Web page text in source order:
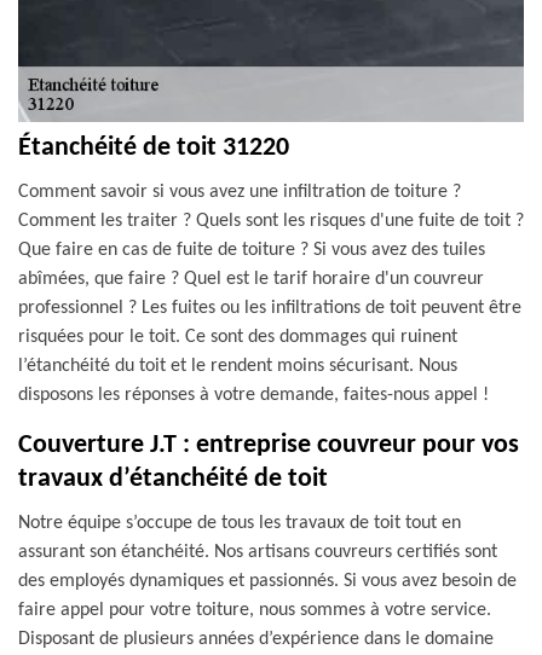
Étanchéité de toit 31220
Comment savoir si vous avez une infiltration de toiture ?
Comment les traiter ? Quels sont les risques d'une fuite de toit ?
Que faire en cas de fuite de toiture ? Si vous avez des tuiles
abîmées, que faire ? Quel est le tarif horaire d'un couvreur
professionnel ? Les fuites ou les infiltrations de toit peuvent être
risquées pour le toit. Ce sont des dommages qui ruinent
l’étanchéité du toit et le rendent moins sécurisant. Nous
disposons les réponses à votre demande, faites-nous appel !
Couverture J.T : entreprise couvreur pour vos
travaux d’étanchéité de toit
Notre équipe s’occupe de tous les travaux de toit tout en
assurant son étanchéité. Nos artisans couvreurs certifiés sont
des employés dynamiques et passionnés. Si vous avez besoin de
faire appel pour votre toiture, nous sommes à votre service.
Disposant de plusieurs années d’expérience dans le domaine